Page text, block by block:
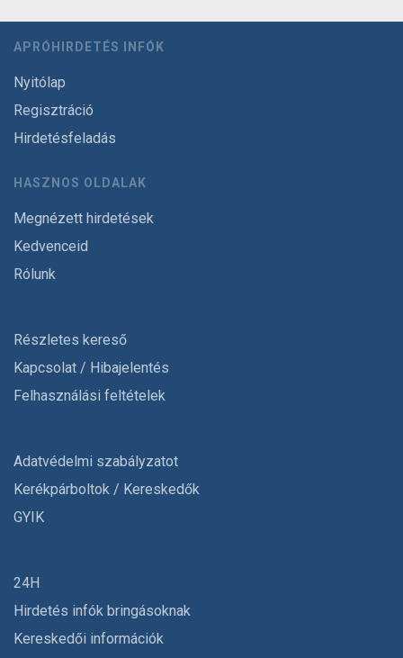
APRÓHIRDETÉS INFÓK
Nyitólap
Regisztráció
Hirdetésfeladás
HASZNOS OLDALAK
Megnézett hirdetések
Kedvenceid
Rólunk
Részletes kereső
Kapcsolat / Hibajelentés
Felhasználási feltételek
Adatvédelmi szabályzatot
Kerékpárboltok / Kereskedők
GYIK
24H
Hirdetés infók bringásoknak
Kereskedői információk